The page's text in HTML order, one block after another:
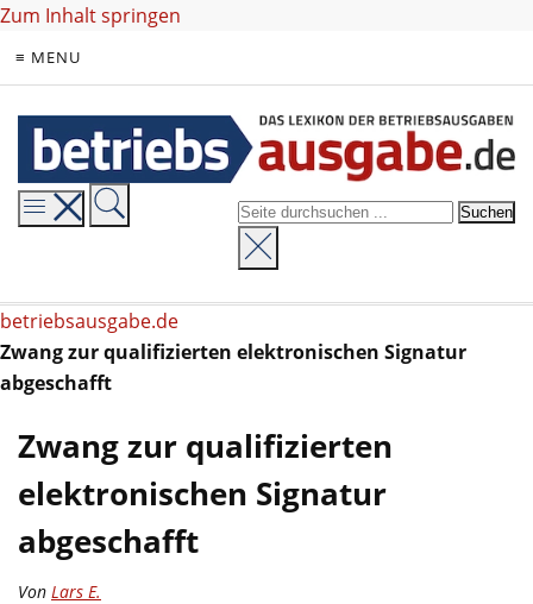
Zum Inhalt springen
≡ MENU
betriebsausgabe.de
Zwang zur qualifizierten elektronischen Signatur
abgeschafft
Zwang zur qualifizierten
elektronischen Signatur
abgeschafft
Von Lars E.